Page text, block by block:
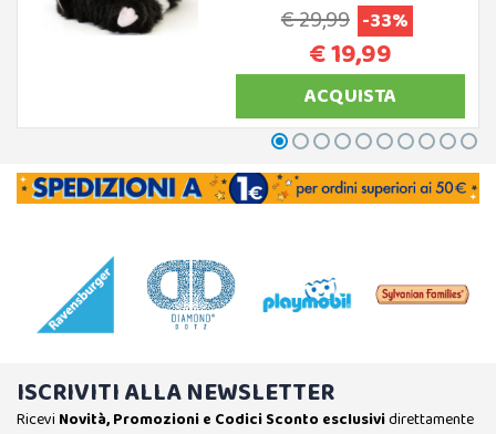
€ 29,99 -33%
€ 19,99
ACQUISTA
ISCRIVITI ALLA NEWSLETTER
Ricevi Novità, Promozioni e Codici Sconto esclusividirettamente